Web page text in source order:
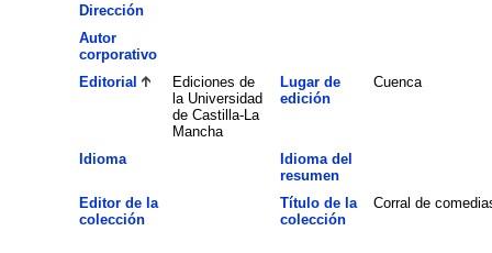
Dirección
Autor
corporativo
Editorial
Ediciones de
la Universidad
de Castilla-La
Mancha
Lugar de
edición
Cuenca
Idioma
Idioma del
resumen
Editor de la
colección
Título de la
colección
Corral de